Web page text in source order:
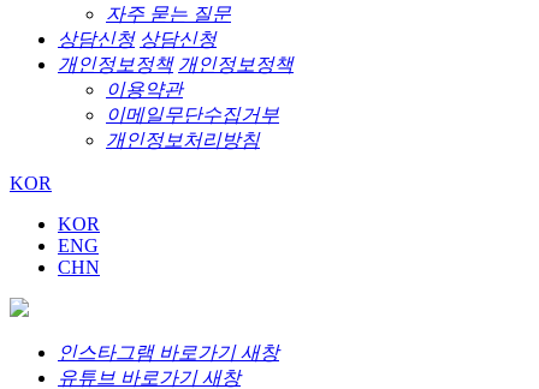
자주 묻는 질문
상담신청 상담신청
개인정보정책 개인정보정책
이용약관
이메일무단수집거부
개인정보처리방침
KOR
KOR
ENG
CHN
인스타그램 바로가기 새창
유튜브 바로가기 새창